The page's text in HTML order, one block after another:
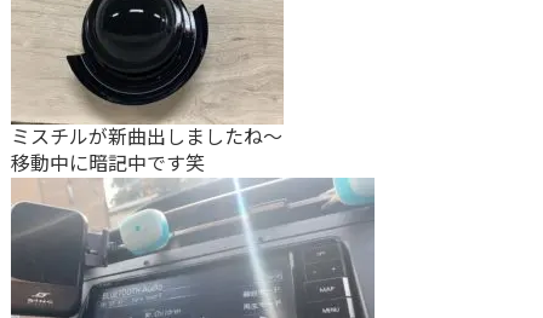
ミスチルが新曲出しましたね～
移動中に暗記中です笑